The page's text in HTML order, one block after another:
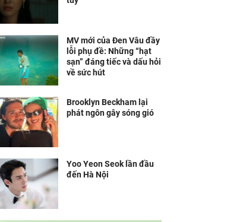
MV mới của Đen Vâu đầy
lỗi phụ đề: Những “hạt
sạn” đáng tiếc và dấu hỏi
về sức hút
Brooklyn Beckham lại
phát ngôn gây sóng gió
Yoo Yeon Seok lần đầu
đến Hà Nội